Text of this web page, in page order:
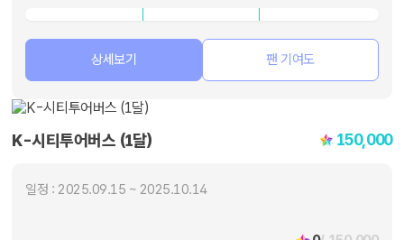
상세보기 팬 기여도
K-시티투어버스 (1달) 150,000
일정 : 2025.09.15 ~ 2025.10.14